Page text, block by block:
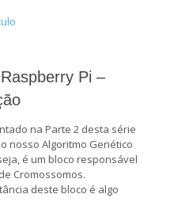
Pi –
na Parte 2 desta série
nosso Algoritmo Genético
é um bloco responsável
Cromossomos.
deste bloco é algo